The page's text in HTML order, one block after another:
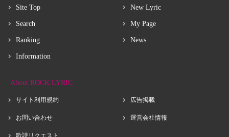
Site Top
Search
Ranking
Information
New Lyric
My Page
News
About ROCK LYRIC
サイト利用規約
お問い合わせ
歌詩リクエスト
広告掲載
運営会社情報